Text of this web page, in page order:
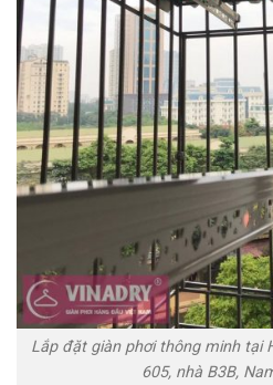
Lắp đặt giàn phơi thông minh tại
605, nhà B3B,